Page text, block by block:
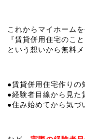
これからマイホーム
『賃貸併用住宅のこ
という想いから無料
●賃貸併用住宅作りの
●経験者目線から見た
●住み始めてから気づ